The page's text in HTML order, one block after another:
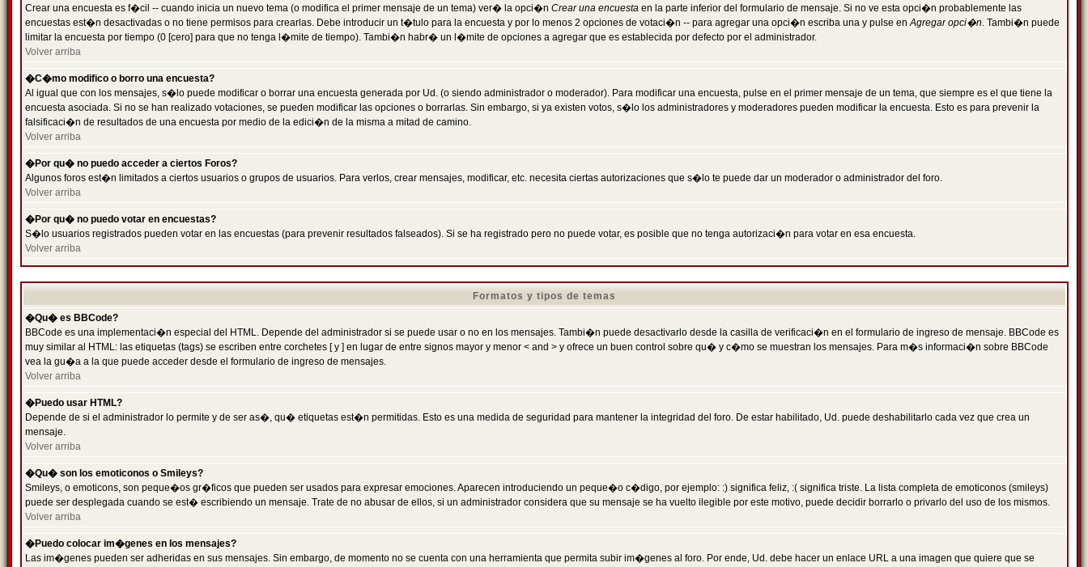
Crear una encuesta es f�cil -- cuando inicia un nuevo tema (o modifica el primer mensaje de un tema) ver� la opci�n Crear una encuesta en la parte inferior del formulario de mensaje. Si no ve esta opci�n probablemente las
encuestas est�n desactivadas o no tiene permisos para crearlas. Debe introducir un t�tulo para la encuesta y por lo menos 2 opciones de votaci�n -- para agregar una opci�n escriba una y pulse enAgregar opci�n. Tambi�n puede
limitar la encuesta por tiempo (0 [cero] para que no tenga l�mite de tiempo). Tambi�n habr� un l�mite de opciones a agregar que es establecida por defecto por el administrador.
Volver arriba
�C�mo modifico o borro una encuesta?
Al igual que con los mensajes, s�lo puede modificar o borrar una encuesta generada por Ud. (o siendo administrador o moderador). Para modificar una encuesta, pulse en el primer mensaje de un tema, que siempre es el que tiene la
encuesta asociada. Si no se han realizado votaciones, se pueden modificar las opciones o borrarlas. Sin embargo, si ya existen votos, s�lo los administradores y moderadores pueden modificar la encuesta. Esto es para prevenir la
falsificaci�n de resultados de una encuesta por medio de la edici�n de la misma a mitad de camino.
Volver arriba
�Por qu� no puedo acceder a ciertos Foros?
Algunos foros est�n limitados a ciertos usuarios o grupos de usuarios. Para verlos, crear mensajes, modificar, etc. necesita ciertas autorizaciones que s�lo te puede dar un moderador o administrador del foro.
Volver arriba
�Por qu� no puedo votar en encuestas?
S�lo usuarios registrados pueden votar en las encuestas (para prevenir resultados falseados). Si se ha registrado pero no puede votar, es posible que no tenga autorizaci�n para votar en esa encuesta.
Volver arriba
Formatos y tipos de temas
�Qu� es BBCode?
BBCode es una implementaci�n especial del HTML. Depende del administrador si se puede usar o no en los mensajes. Tambi�n puede desactivarlo desde la casilla de verificaci�n en el formulario de ingreso de mensaje. BBCode es
muy similar al HTML: las etiquetas (tags) se escriben entre corchetes [ y ] en lugar de entre signos mayor y menor < and > y ofrece un buen control sobre qu� y c�mo se muestran los mensajes. Para m�s informaci�n sobre BBCode
vea la gu�a a la que puede acceder desde el formulario de ingreso de mensajes.
Volver arriba
�Puedo usar HTML?
Depende de si el administrador lo permite y de ser as�, qu� etiquetas est�n permitidas. Esto es una medida de seguridad para mantener la integridad del foro. De estar habilitado, Ud. puede deshabilitarlo cada vez que crea un
mensaje.
Volver arriba
�Qu� son los emoticonos o Smileys?
Smileys, o emoticons, son peque�os gr�ficos que pueden ser usados para expresar emociones. Aparecen introduciendo un peque�o c�digo, por ejemplo: :) significa feliz, :( significa triste. La lista completa de emoticonos (smileys)
puede ser desplegada cuando se est� escribiendo un mensaje. Trate de no abusar de ellos, si un administrador considera que su mensaje se ha vuelto ilegible por este motivo, puede decidir borrarlo o privarlo del uso de los mismos.
Volver arriba
�Puedo colocar im�genes en los mensajes?
Las im�genes pueden ser adheridas en sus mensajes. Sin embargo, de momento no se cuenta con una herramienta que permita subir im�genes al foro. Por ende, Ud. debe hacer un enlace URL a una imagen que quiere que se